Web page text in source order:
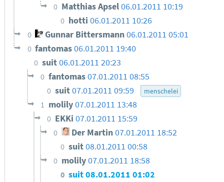
0 Matthias Apsel06.01.2011 10:19
0 hotti 06.01.2011 10:26
0 Gunnar Bittersmann06.01.2011 05:01
0 fantomas06.01.2011 19:40
0 suit06.01.2011 20:23
0 fantomas07.01.2011 08:55
0 suit07.01.2011 09:59 menschelei
1 molily07.01.2011 13:48
0 EKKi07.01.2011 15:59
0 Der Martin07.01.2011 18:52
0 suit08.01.2011 00:58
0 molily07.01.2011 18:58
0 suit08.01.2011 01:02